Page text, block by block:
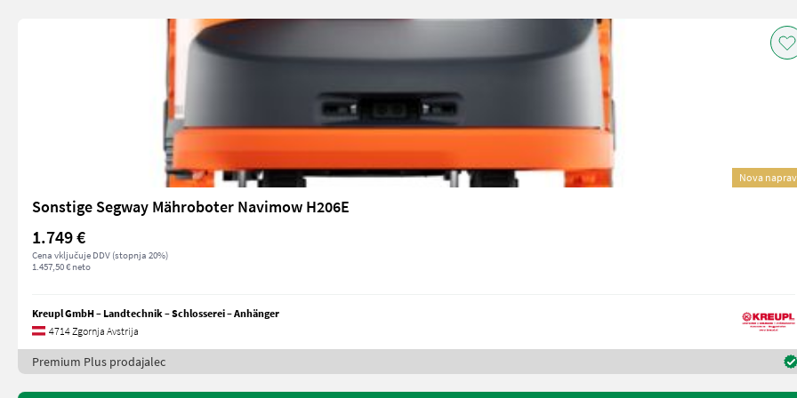
Nova
Sonstige Segway Mähroboter Navimow H206E
1.749 €
Cena vključuje DDV (stopnja 20%)
1.457,50 € neto
Kreupl GmbH – Landtechnik – Schlosserei – Anhänger
4714 Zgornja Avstrija
Premium Plus prodajalec